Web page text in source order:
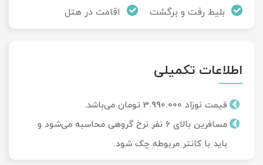
بلیط رفت و برگشت
اقامت در هتل
اطلاعات تکمیلی
قیمت نوزاد 3.990.000 تومان می‌باشد.
مسافرین بالای 6 نفر نرخ گروهی محاسبه می‌شود و
باید با کانتر مربوطه چک شود.